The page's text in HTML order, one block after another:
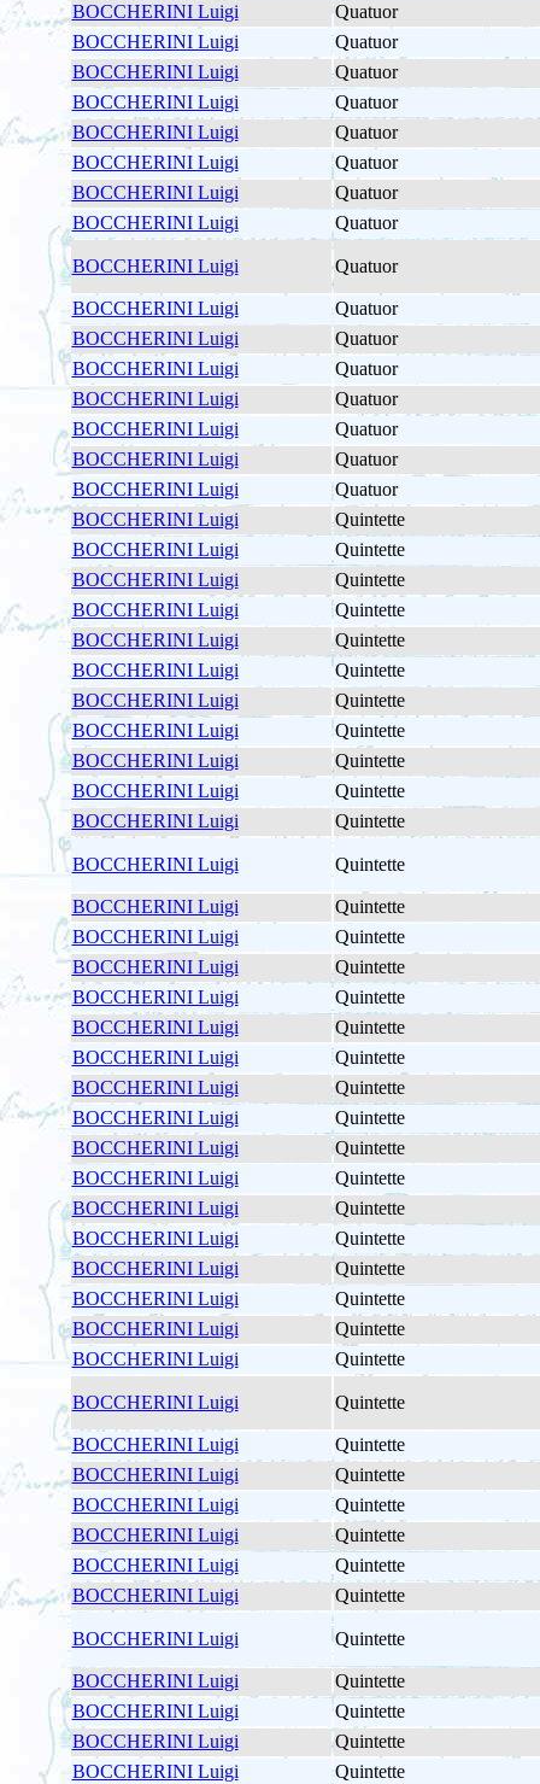
BOCCHERINI Luigi
Quatuor
BOCCHERINI Luigi
Quatuor
BOCCHERINI Luigi
Quatuor
BOCCHERINI Luigi
Quatuor
BOCCHERINI Luigi
Quatuor
BOCCHERINI Luigi
Quatuor
BOCCHERINI Luigi
Quatuor
BOCCHERINI Luigi
Quatuor
BOCCHERINI Luigi Quatuor
BOCCHERINI Luigi
Quatuor
BOCCHERINI Luigi
Quatuor
BOCCHERINI Luigi
Quatuor
BOCCHERINI Luigi
Quatuor
BOCCHERINI Luigi
Quatuor
BOCCHERINI Luigi
Quatuor
BOCCHERINI Luigi
Quatuor
BOCCHERINI Luigi
Quintette
BOCCHERINI Luigi
Quintette
BOCCHERINI Luigi
Quintette
BOCCHERINI Luigi
Quintette
BOCCHERINI Luigi
Quintette
BOCCHERINI Luigi
Quintette
BOCCHERINI Luigi
Quintette
BOCCHERINI Luigi
Quintette
BOCCHERINI Luigi
Quintette
BOCCHERINI Luigi
Quintette
BOCCHERINI Luigi
Quintette
BOCCHERINI Luigi Quintette
BOCCHERINI Luigi
Quintette
BOCCHERINI Luigi
Quintette
BOCCHERINI Luigi
Quintette
BOCCHERINI Luigi
Quintette
BOCCHERINI Luigi
Quintette
BOCCHERINI Luigi
Quintette
BOCCHERINI Luigi
Quintette
BOCCHERINI Luigi
Quintette
BOCCHERINI Luigi
Quintette
BOCCHERINI Luigi
Quintette
BOCCHERINI Luigi
Quintette
BOCCHERINI Luigi
Quintette
BOCCHERINI Luigi
Quintette
BOCCHERINI Luigi
Quintette
BOCCHERINI Luigi
Quintette
BOCCHERINI Luigi
Quintette
BOCCHERINI Luigi Quintette
BOCCHERINI Luigi
Quintette
BOCCHERINI Luigi
Quintette
BOCCHERINI Luigi
Quintette
BOCCHERINI Luigi
Quintette
BOCCHERINI Luigi
Quintette
BOCCHERINI Luigi
Quintette
BOCCHERINI Luigi Quintette
BOCCHERINI Luigi
Quintette
BOCCHERINI Luigi
Quintette
BOCCHERINI Luigi
Quintette
BOCCHERINI Luigi
Quintette